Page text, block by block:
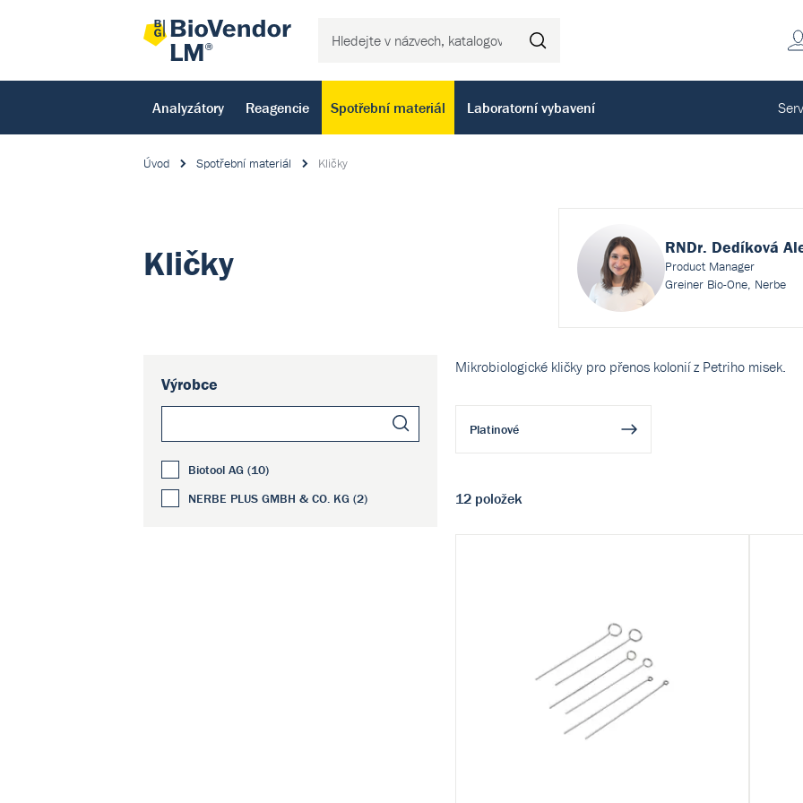
Analyzátory Reagencie Spotřební materiál Laboratorní vybavení
Úvod Spotřební materiál Kličky
Kličky RNDr. Dedíková
Product Manager
Greiner Bio-One, Nerbe
Výrobce
Biotool AG (10)
NERBE PLUS GMBH & CO. KG (2)
Mikrobiologické kličky pro přenos kolonií z Petriho misek.
Platinové
12 položek